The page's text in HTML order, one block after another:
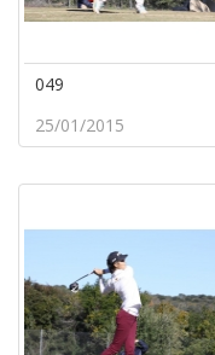
049
25/01/2015